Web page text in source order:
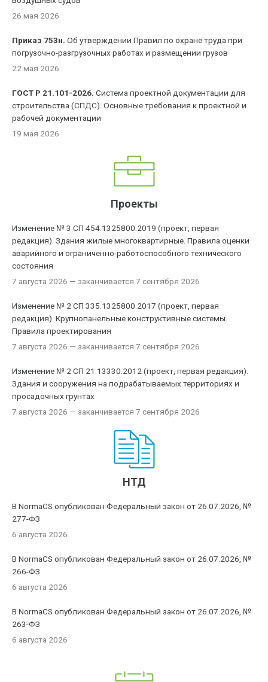
26 мая 2026
Приказ 753н. Об утверждении Правил по охране труда при
погрузочно-разгрузочных работах и размещении грузов
22 мая 2026
ГОСТ Р 21.101-2026. Система проектной документации для
строительства (СПДС). Основные требования к проектной и
рабочей документации
19 мая 2026
Проекты
Изменение № 3 СП 454.1325800.2019 (проект, первая
редакция). Здания жилые многоквартирные. Правила оценки
аварийного и ограниченно-работоспособного технического
состояния
7 августа 2026 — заканчивается 7 сентября 2026
Изменение № 2 СП 335.1325800.2017 (проект, первая
редакция). Крупнопанельные конструктивные системы.
Правила проектирования
7 августа 2026 — заканчивается 7 сентября 2026
Изменение № 2 СП 21.13330.2012 (проект, первая редакция).
Здания и сооружения на подрабатываемых территориях и
просадочных грунтах
7 августа 2026 — заканчивается 7 сентября 2026
НТД
В NormaCS опубликован Федеральный закон от 26.07.2026, №
277-ФЗ
6 августа 2026
В NormaCS опубликован Федеральный закон от 26.07.2026, №
266-ФЗ
6 августа 2026
В NormaCS опубликован Федеральный закон от 26.07.2026, №
263-ФЗ
6 августа 2026